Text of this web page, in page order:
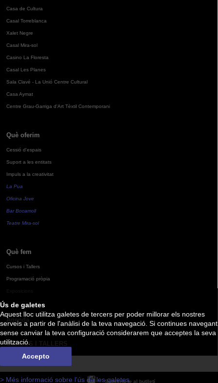
Ús de galetes
Aquest lloc utilitza galetes de tercers per poder millorar els nostres
serveis a partir de l'anàlisi de la teva navegació. Si continues navegant
sense canviar la teva configuració considerarem que acceptes la seva
utilització.
Accepto
> Més informació sobre l'ús de les galetes
Casa de Cultura
Casal Torreblanca
Xalet Negre
Casal Mira-sol
Casino La Floresta
Casal Les Planes
Sala Clavé - La Unió Centre Cultural
Casa Aymat
Centre Grau-Garriga d'Art Tèxtil Contemporani
Què oferim
Cessió d'espais
Suport a les entitats
Impuls a la creativitat
La Pua
Oficina Jove
Bar Bocamoll
Teatre Mira-sol
Què fem
Cursos i Tallers
Programació pròpia
Agenda
CURSOS I TALLERS
Subscriu-te al butlletí